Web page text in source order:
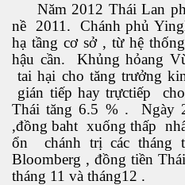
Năm 2012 Thái Lan
nề 2011. Chánh phủ
hạ tầng cơ sở , từ hệ
hậu cần. Khủng hỏang
tai hại cho tăng trưởng
gián tiếp hay trựctiếp
Thái tăng 6.5 % . Ngày
,đồng baht xuống thấp
ổn chánh trị các
Bloomberg , đồng tiền
tháng 11 và tháng12 .